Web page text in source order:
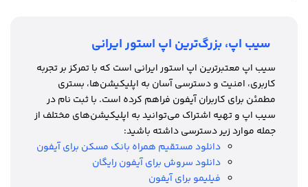
سیب اپ، بزرگ‌ترین اپ استور ایرانی
سیب اپ معتبرترین اپ استور ایرانی است که با تمرکز بر تجربه
کاربری، امنیت و دسترسی آسان به اپلیکیشن‌ها، بستری
مطمئن برای کاربران آیفون فراهم کرده است. با ثبت نام در
سیب اپ و تهیه اشتراک می‌توانید به اپلیکیشن‌های مختلف از
جمله موارد زیر دسترسی داشته باشید:
دانلود مستقیم همراه بانک مسکن برای آیفون
دانلود سروش برای آیفون رایگان
فیلیمو برای آیفون